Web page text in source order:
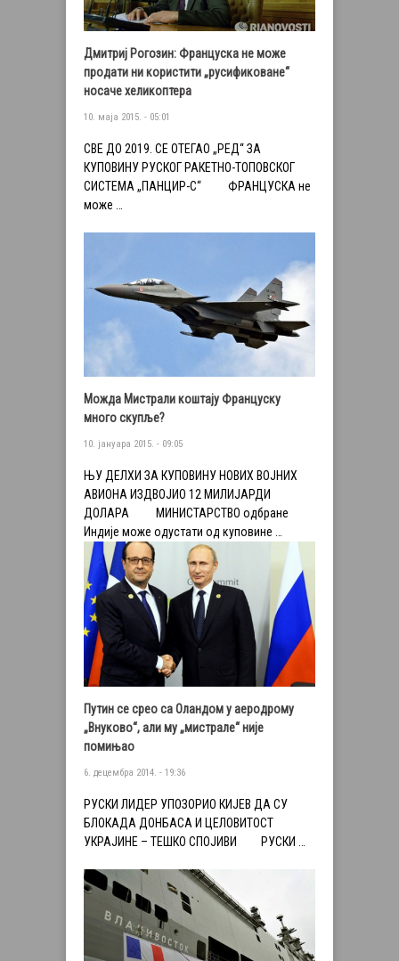
Дмитриј Рогозин: Француска не може
продати ни користити „русификоване“
носаче хеликоптера
10. маја 2015. - 05:01
СВЕ ДО 2019. СЕ ОТЕГАО „РЕД“ ЗА
КУПОВИНУ РУСКОГ РАКЕТНО-ТОПОВСКОГ
СИСТЕМА „ПАНЦИР-С“ ФРАНЦУСКА не
може …
Можда Мистрали коштајy Француску
много скупље?
10. јануара 2015. - 09:05
ЊУ ДЕЛХИ ЗА КУПОВИНУ НОВИХ ВОЈНИХ
АВИОНА ИЗДВОЈИО 12 МИЛИЈАРДИ
ДОЛАРА МИНИСТАРСТВО одбране
Индије може одустати од куповине …
Путин се срео са Оландом у аеродрому
„Внуково“, али му „мистрале“ није
помињао
6. децембра 2014. - 19:36
РУСКИ ЛИДЕР УПОЗОРИО КИЈЕВ ДА СУ
БЛОКАДА ДОНБАСА И ЦЕЛОВИТОСТ
УКРАЈИНЕ – ТЕШКО СПОЈИВИ РУСКИ …